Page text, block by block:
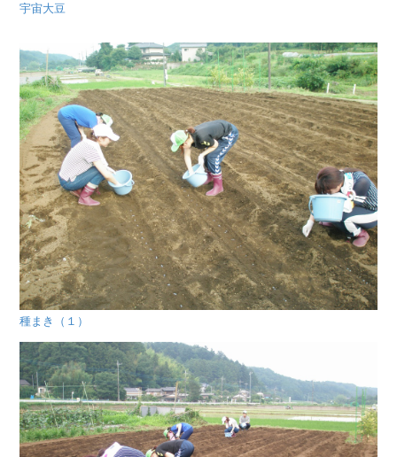
宇宙大豆
種まき（１）